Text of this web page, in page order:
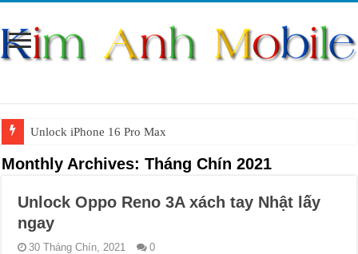
Unlock iPhone 16 Pro Max
Unlock iPhone 15 Pro Max lên quốc tế giá rẻ
Unlock Motorola Razr 2025
Monthly Archives:Tháng Chín 2021
Unlock Oppo Reno 3A xách tay Nhật lấy
ngay
30 Tháng Chín, 2021 0